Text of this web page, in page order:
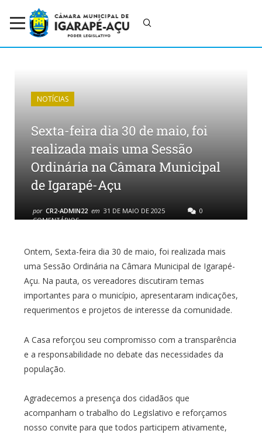
NOTÍCIAS
Sexta-feira dia 30 de maio, foi
realizada mais uma Sessão
Ordinária na Câmara Municipal
de Igarapé-Açu
por CR2-ADMIN22 em 31 DE MAIO DE 2025
0
COMENTÁRIOS
Ontem, Sexta-feira dia 30 de maio, foi realizada mais
uma Sessão Ordinária na Câmara Municipal de Igarapé-
Açu. Na pauta, os vereadores discutiram temas
importantes para o município, apresentaram indicações,
requerimentos e projetos de interesse da comunidade.
A Casa reforçou seu compromisso com a transparência
e a responsabilidade no debate das necessidades da
população.
Agradecemos a presença dos cidadãos que
acompanham o trabalho do Legislativo e reforçamos
nosso convite para que todos participem ativamente,